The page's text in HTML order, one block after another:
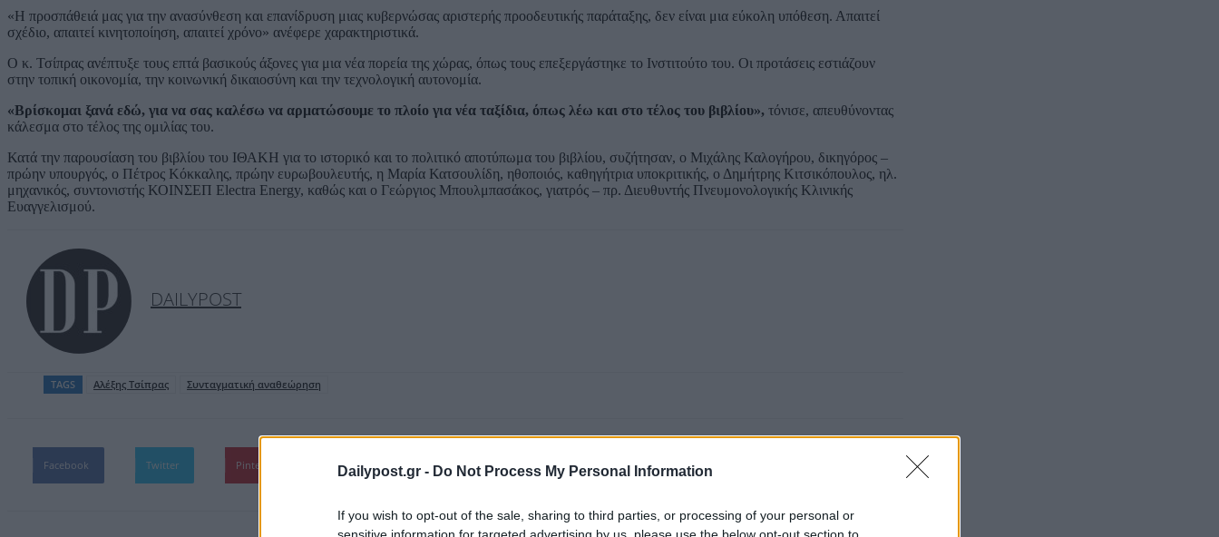
Dailypost.gr - Do Not Process My Personal Information
If you wish to opt-out of the sale, sharing to third parties, or processing of your personal or
sensitive information for targeted advertising by us, please use the below opt-out section to
«Η προσπάθειά μας για την ανασύνθεση και επανίδρυση μιας κυβερνώσας αριστερής προοδευτικής παράταξης, δεν είναι μια εύκολη υπόθεση. Απαιτεί
σχέδιο, απαιτεί κινητοποίηση, απαιτεί χρόνο» ανέφερε χαρακτηριστικά.
Ο κ. Τσίπρας ανέπτυξε τους επτά βασικούς άξονες για μια νέα πορεία της χώρας, όπως τους επεξεργάστηκε το Ινστιτούτο του. Οι προτάσεις εστιάζουν
στην τοπική οικονομία, την κοινωνική δικαιοσύνη και την τεχνολογική αυτονομία.
«Βρίσκομαι ξανά εδώ, για να σας καλέσω να αρματώσουμε το πλοίο για νέα ταξίδια, όπως λέω και στο τέλος του βιβλίου», τόνισε, απευθύνοντας
κάλεσμα στο τέλος της ομιλίας του.
Κατά την παρουσίαση του βιβλίου του ΙΘΑΚΗ για το ιστορικό και το πολιτικό αποτύπωμα του βιβλίου, συζήτησαν, ο Μιχάλης Καλογήρου, δικηγόρος –
πρώην υπουργός, ο Πέτρος Κόκκαλης, πρώην ευρωβουλευτής, η Μαρία Κατσουλίδη, ηθοποιός, καθηγήτρια υποκριτικής, ο Δημήτρης Κιτσικόπουλος, ηλ.
μηχανικός, συντονιστής ΚΟΙΝΣΕΠ Electra Energy, καθώς και ο Γεώργιος Μπουλμπασάκος, γιατρός – πρ. Διευθυντής Πνευμονολογικής Κλινικής
Ευαγγελισμού.
DAILYPOST
TAGS Aλέξης Τσίπρας Συνταγματική αναθεώρηση
Facebook Twitter Pinterest WhatsApp